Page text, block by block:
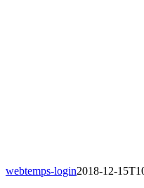
webtemps-login2018-12-